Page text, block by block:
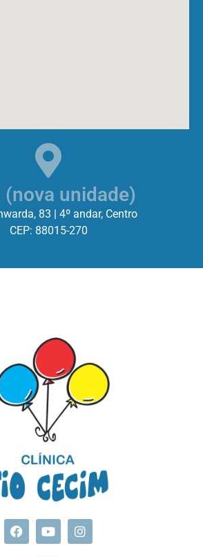
(nova unidade)
83 | 4º andar, Centro
CEP: 88015-270